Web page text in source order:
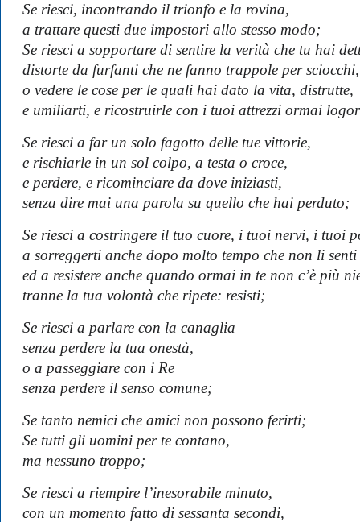
Se riesci, incontrando il trionfo e la rovina,
a trattare questi due impostori allo stesso modo;
Se riesci a sopportare di sentire la verità che tu hai
distorte da furfanti che ne fanno trappole per sciocchi,
o vedere le cose per le quali hai dato la vita, distrutte,
e umiliarti, e ricostruirle con i tuoi attrezzi ormai
Se riesci a far un solo fagotto delle tue vittorie,
e rischiarle in un sol colpo, a testa o croce,
e perdere, e ricominciare da dove iniziasti,
senza dire mai una parola su quello che hai perduto;
Se riesci a costringere il tuo cuore, i tuoi nervi, i tuoi
a sorreggerti anche dopo molto tempo che non li
ed a resistere anche quando ormai in te non c’è più
tranne la tua volontà che ripete: resisti;
Se riesci a parlare con la canaglia
senza perdere la tua onestà,
o a passeggiare con i Re
senza perdere il senso comune;
Se tanto nemici che amici non possono ferirti;
Se tutti gli uomini per te contano,
ma nessuno troppo;
Se riesci a riempire l’inesorabile minuto,
con un momento fatto di sessanta secondi,